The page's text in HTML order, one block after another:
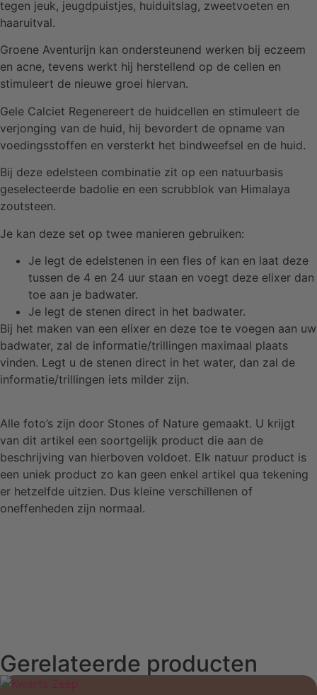
tegen jeuk, jeugdpuistjes, huiduitslag, zweetvoeten en
haaruitval.
Groene Aventurijn kan ondersteunend werken bij eczeem
en acne, tevens werkt hij herstellend op de cellen en
stimuleert de nieuwe groei hiervan.
Gele Calciet Regenereert de huidcellen en stimuleert de
verjonging van de huid, hij bevordert de opname van
voedingsstoffen en versterkt het bindweefsel en de huid.
Bij deze edelsteen combinatie zit op een natuurbasis
geselecteerde badolie en een scrubblok van Himalaya
zoutsteen.
Je kan deze set op twee manieren gebruiken:
Je legt de edelstenen in een fles of kan en laat deze
tussen de 4 en 24 uur staan en voegt deze elixer dan
toe aan je badwater.
Je legt de stenen direct in het badwater.
Bij het maken van een elixer en deze toe te voegen aan uw
badwater, zal de informatie/trillingen maximaal plaats
vinden. Legt u de stenen direct in het water, dan zal de
informatie/trillingen iets milder zijn.
Alle foto’s zijn door Stones of Nature gemaakt. U krijgt
van dit artikel een soortgelijk product die aan de
beschrijving van hierboven voldoet. Elk natuur product is
een uniek product zo kan geen enkel artikel qua tekening
er hetzelfde uitzien. Dus kleine verschillenen of
oneffenheden zijn normaal.
Gerelateerde producten